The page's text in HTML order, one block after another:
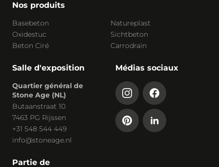
Nos produits
Basebeton
Natureplast
Oxidestuc
Sichtbeton
Beton Ciré
Carrodrain
Salle d'exposition
Quartier général de
Stone Age (NL)
Butaanstraat 10
7463 PG Rijssen
+31 548 544 449
info@stoneage.nl
Médias sociaux
Partie de